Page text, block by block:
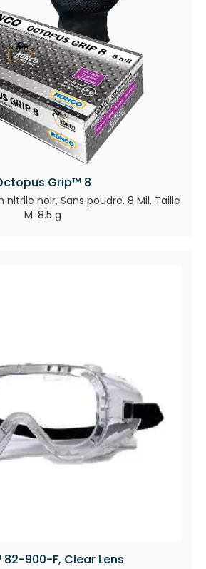
Grip™ 8
noir, Sans poudre, 8 Mil, Taille
M: 8.5 g
900-F, Clear Lens